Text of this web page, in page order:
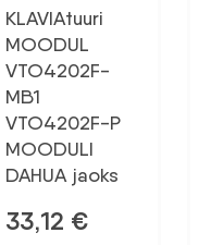
KLAVIAtuuri
MOODUL
VTO4202F-
MB1
VTO4202F-P
MOODULI
DAHUA jaoks
33,12 €